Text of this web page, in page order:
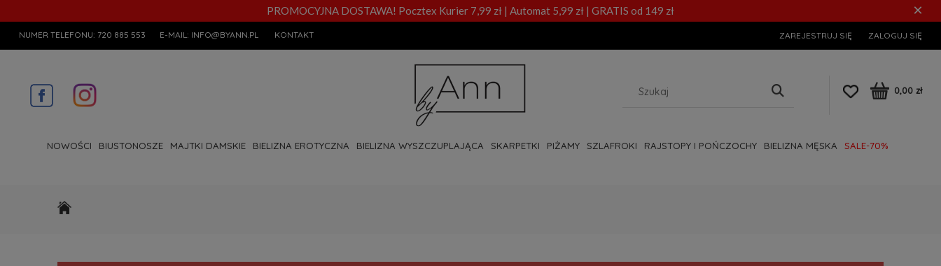
PROMOCYJNA DOSTAWA! Pocztex Kurier 7,99 zł | Automat 5,99 zł | GRATIS od 149 zł ×
NUMER TELEFONU: 720 885 553 E-MAIL: INFO@BYANN.PL KONTAKT ZAREJESTRUJ SIĘ ZALOGUJ SIĘ
0,00 zł
NOWOŚCI BIUSTONOSZE MAJTKI DAMSKIE BIELIZNA EROTYCZNA BIELIZNA WYSZCZUPLAJĄCA SKARPETKI PIŻAMY SZLAFROKI RAJSTOPY I POŃCZOCHY BIELIZNA MĘSKA SALE-70%